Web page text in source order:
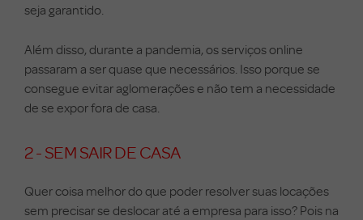
seja garantido.
Além disso, durante a pandemia, os serviços online
passaram a ser quase que necessários. Isso porque se
consegue evitar aglomerações e não tem a necessidade
de se expor fora de casa.
2 - SEM SAIR DE CASA
Quer coisa melhor do que poder resolver suas locações
sem precisar se deslocar até a empresa para isso? Pois na